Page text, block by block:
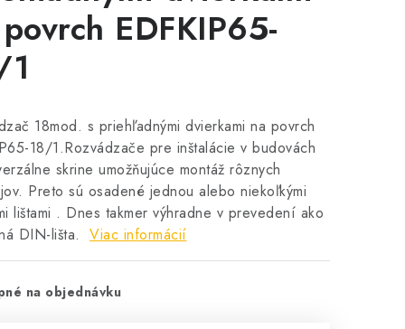
EDFKIP65-
18mod. s priehľadnými dvierkami na povrch
18/1.Rozvádzače pre inštalácie v budovách
skrine umožňujúce montáž rôznych
Preto sú osadené jednou alebo niekoľkými
lištami . Dnes takmer výhradne v prevedení ako
DIN-lišta. Viac informácií
na objednávku